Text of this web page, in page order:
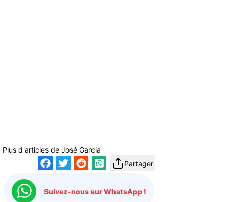
Plus d'articles de José Garcia
Partager
Suivez-nous sur WhatsApp !